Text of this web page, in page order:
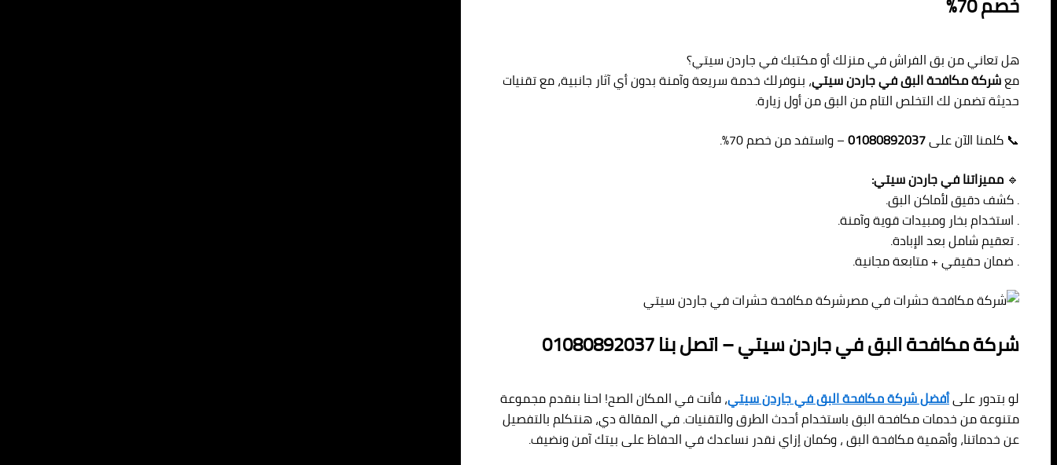
هل تعاني من بق الفراش في منزلك أو مكتبك في جاردن سيتي؟
معشركة مكافحة البق في جاردن سيتي، بنوفرلك خدمة سريعة وآمنة بدون أي آثار جانبية، مع تقنيات
حديثة تضمن لك التخلص التام من البق من أول زيارة.
📞 كلمنا الآن على01080892037– واستفد من خصم 70%.
🔹 مميزاتنا في جاردن سيتي:
. كشف دقيق لأماكن البق.
. استخدام بخار ومبيدات قوية وآمنة.
. تعقيم شامل بعد الإبادة.
. ضمان حقيقي + متابعة مجانية.
شركة مكافحة حشرات في جاردن سيتي
شركة مكافحة البق في جاردن سيتي – اتصل بنا 01080892037
لو بتدور علىأفضل شركة مكافحة البق في جاردن سيتي، فأنت في المكان الصح! احنا بنقدم مجموعة
متنوعة من خدمات مكافحة البق باستخدام أحدث الطرق والتقنيات. في المقالة دي، هنتكلم بالتفصيل
عن خدماتنا، وأهمية مكافحة البق ، وكمان إزاي نقدر نساعدك في الحفاظ على بيتك آمن ونضيف.